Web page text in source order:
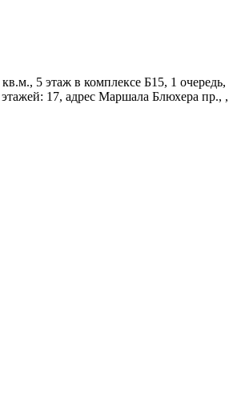
5 этаж в комплексе Б15, 1 очередь,
этажей: 17, адрес Маршала Блюхера пр., ,